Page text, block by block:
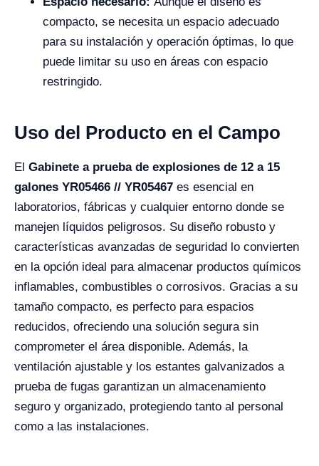
compacto, se necesita un espacio adecuado
para su instalación y operación óptimas, lo que
puede limitar su uso en áreas con espacio
restringido.
Uso del Producto en el Campo
El Gabinete a prueba de explosiones de 12 a 15
galones YR05466 // YR05467 es esencial en
laboratorios, fábricas y cualquier entorno donde se
manejen líquidos peligrosos. Su diseño robusto y
características avanzadas de seguridad lo convierten
en la opción ideal para almacenar productos químicos
inflamables, combustibles o corrosivos. Gracias a su
tamaño compacto, es perfecto para espacios
reducidos, ofreciendo una solución segura sin
comprometer el área disponible. Además, la
ventilación ajustable y los estantes galvanizados a
prueba de fugas garantizan un almacenamiento
seguro y organizado, protegiendo tanto al personal
como a las instalaciones.